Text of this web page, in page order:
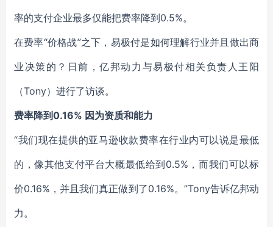
率的支付企业最多仅能把费率降到0.5%。
在费率“价格战”之下，易极付是如何理解行业并且做出商
业决策的？日前，亿邦动力与易极付相关负责人王阳
（Tony）进行了访谈。
费率降到0.16% 因为资质和能力
“我们现在提供的亚马逊收款费率在行业内可以说是最低
的，像其他支付平台大概最低给到0.5%，而我们可以标
价0.16%，并且我们真正做到了0.16%。”Tony告诉亿邦动
力。